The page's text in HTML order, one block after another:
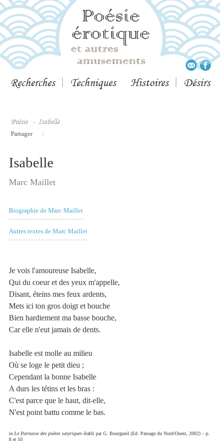
Recherches Techniques Histoires Désirs
Poésie – Isabelle
Partager
Isabelle
Marc Maillet
Biographie de Marc Maillet
Autres textes de Marc Maillet
Je vois l'amoureuse Isabelle,
Qui du coeur et des yeux m'appelle,
Disant, éteins mes feux ardents,
Mets ici ton gros doigt et bouche
Bien hardiement ma basse bouche,
Car elle n'eut jamais de dents.
Isabelle est molle au milieu
Où se loge le petit dieu ;
Cependant la bonne Isabelle
A durs les tétins et les bras :
C'est parce que le haut, dit-elle,
N'est point battu comme le bas.
inLe Parnasse des poètes satyriques établi par G. Bourgueil (Ed. Passage du Nord/Ouest, 2002) – p.
8 et 10